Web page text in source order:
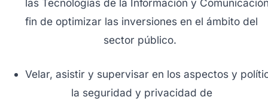
las Tecnologías de la Información y
fin de optimizar las inversiones en el ámbito del
sector público.
Velar, asistir y supervisar en los aspectos y
la seguridad y privacidad de